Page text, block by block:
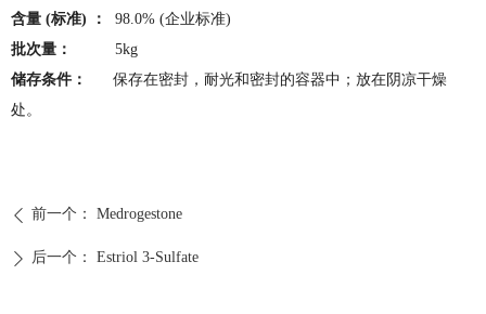
ꄴ 前一个： Medrogestone
ꄲ 后一个： Estriol 3-Sulfate
含量 (标准) ： 98.0% (企业标准)
批次量： 5kg
储存条件： 保存在密封，耐光和密封的容器中；放在阴凉干燥
处。